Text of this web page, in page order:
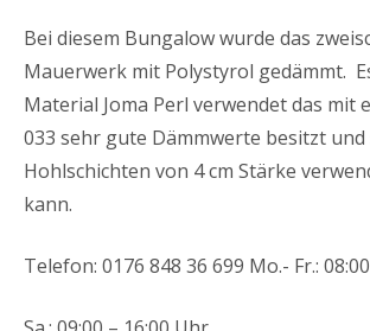
Bei diesem Bungalow wurde das
Mauerwerk mit Polystyrol gedämmt.
Material Joma Perl verwendet das mit
033 sehr gute Dämmwerte besitzt und
Hohlschichten von 4 cm Stärke
kann.
Telefon: 0176 848 36 699 Mo.- Fr.: